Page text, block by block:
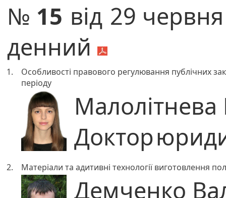
№ 15 від 29
денний
1.
Особливості правового регулювання публічних
періоду
Малолітнева
Доктор
2. Матеріали та адитивні технології виготовлення
Демченко